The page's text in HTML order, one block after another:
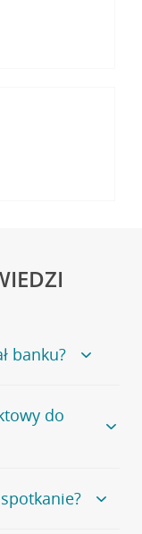
banku?
na
się
do
numeru